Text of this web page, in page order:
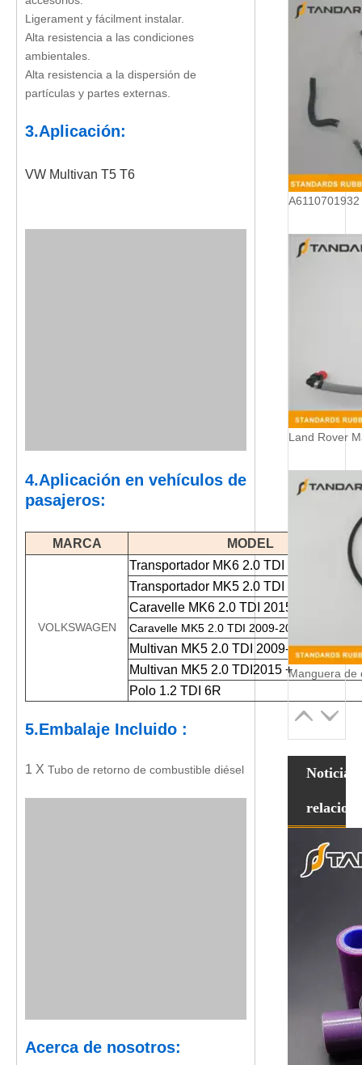
Ligerament y fácilment instalar.
Alta resistencia a las condiciones
ambientales.
Alta resistencia a la dispersión de
partículas y partes externas.
3.Aplicación:
VW Multivan T5 T6
4.Aplicación en vehículos de
pasajeros:
MARCA
MODEL
Transportador MK6 2.0 TDI 2015+
Transportador MK5 2.0 TDI 2009-2015
Caravelle MK6 2.0 TDI 2015+
VOLKSWAGEN Caravelle MK5 2.0 TDI 2009-2015
Multivan MK5 2.0 TDI 2009-2015
Multivan MK5 2.0 TDI2015 +
Polo 1.2 TDI 6R
5.Embalaje Incluido :
1 X Tubo de retorno de combustible diésel
Acerca de nosotros:
Noticias